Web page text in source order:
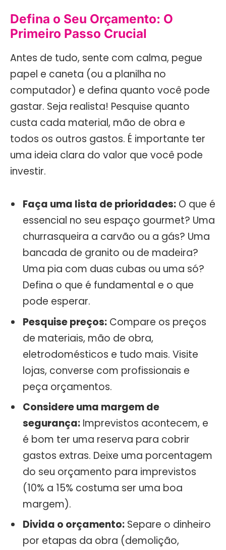
Defina o Seu Orçamento: O
Primeiro Passo Crucial
Antes de tudo, sente com calma, pegue
papel e caneta (ou a planilha no
computador) e defina quanto você pode
gastar. Seja realista! Pesquise quanto
custa cada material, mão de obra e
todos os outros gastos. É importante ter
uma ideia clara do valor que você pode
investir.
Faça uma lista de prioridades: O que é
essencial no seu espaço gourmet? Uma
churrasqueira a carvão ou a gás? Uma
bancada de granito ou de madeira?
Uma pia com duas cubas ou uma só?
Defina o que é fundamental e o que
pode esperar.
Pesquise preços: Compare os preços
de materiais, mão de obra,
eletrodomésticos e tudo mais. Visite
lojas, converse com profissionais e
peça orçamentos.
Considere uma margem de
segurança: Imprevistos acontecem, e
é bom ter uma reserva para cobrir
gastos extras. Deixe uma porcentagem
do seu orçamento para imprevistos
(10% a 15% costuma ser uma boa
margem).
Divida o orçamento: Separe o dinheiro
por etapas da obra (demolição,